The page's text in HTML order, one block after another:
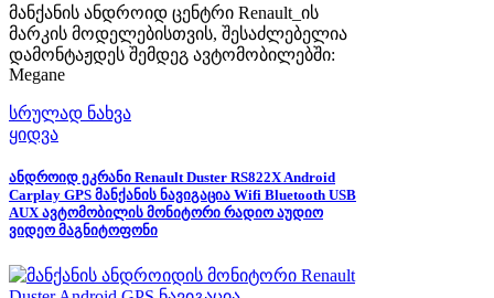
მანქანის ანდროიდ ცენტრი Renault_ის
მარკის მოდელებისთვის, შესაძლებელია
დამონტაჟდეს შემდეგ ავტომობილებში:
Megane
სრულად ნახვა
ყიდვა
ანდროიდ ეკრანი Renault Duster RS822X Android
Carplay GPS მანქანის ნავიგაცია Wifi Bluetooth USB
AUX ავტომობილის მონიტორი რადიო აუდიო
ვიდეო მაგნიტოფონი